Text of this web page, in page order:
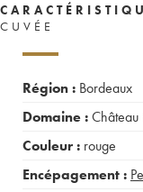
CUVÉE
Région : Bordeaux
Domaine :Château
Couleur : rouge
Encépagement :